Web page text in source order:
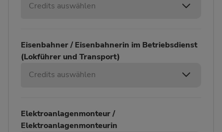
Credits auswählen
Eisenbahner / Eisenbahnerin im Betriebsdienst
(Lokführer und Transport)
Credits auswählen
Elektroanlagenmonteur /
Elektroanlagenmonteurin